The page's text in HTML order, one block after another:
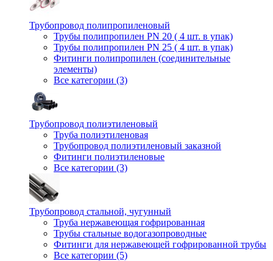
Трубопровод полипропиленовый
Трубы полипропилен PN 20 ( 4 шт. в упак)
Трубы полипропилен PN 25 ( 4 шт. в упак)
Фитинги полипропилен (cоединительные
элементы)
Все категории (3)
Трубопровод полиэтиленовый
Труба полиэтиленовая
Трубопровод полиэтиленовый заказной
Фитинги полиэтиленовые
Все категории (3)
Трубопровод стальной, чугунный
Труба нержавеющая гофрированная
Трубы стальные водогазопроводные
Фитинги для нержавеющей гофрированной трубы
Все категории (5)